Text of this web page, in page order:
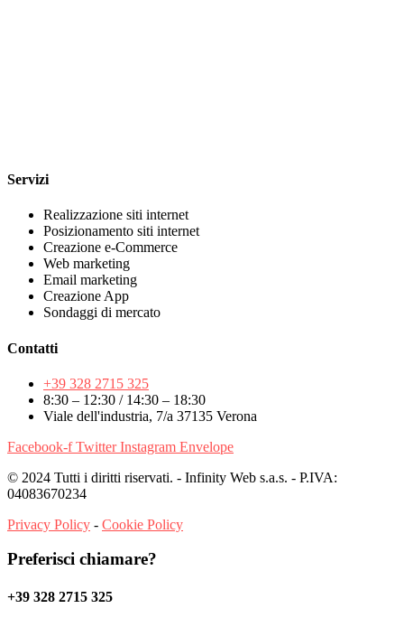
Servizi
Realizzazione siti internet
Posizionamento siti internet
Creazione e-Commerce
Web marketing
Email marketing
Creazione App
Sondaggi di mercato
Contatti
+39 328 2715 325
8:30 – 12:30 / 14:30 – 18:30
Viale dell'industria, 7/a 37135 Verona
Facebook-f Twitter Instagram Envelope
© 2024 Tutti i diritti riservati. - Infinity Web s.a.s. - P.IVA:
04083670234
Privacy Policy - Cookie Policy
Preferisci chiamare?
+39 328 2715 325